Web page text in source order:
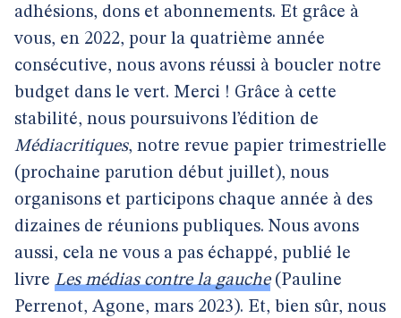
adhésions, dons et abonnements. Et grâce à
vous, en 2022, pour la quatrième année
consécutive, nous avons réussi à boucler notre
budget dans le vert. Merci ! Grâce à cette
stabilité, nous poursuivons l’édition de
Médiacritiques, notre revue papier trimestrielle
(prochaine parution début juillet), nous
organisons et participons chaque année à des
dizaines de réunions publiques. Nous avons
aussi, cela ne vous a pas échappé, publié le
livre Les médias contre la gauche(Pauline
Perrenot, Agone, mars 2023). Et, bien sûr, nous